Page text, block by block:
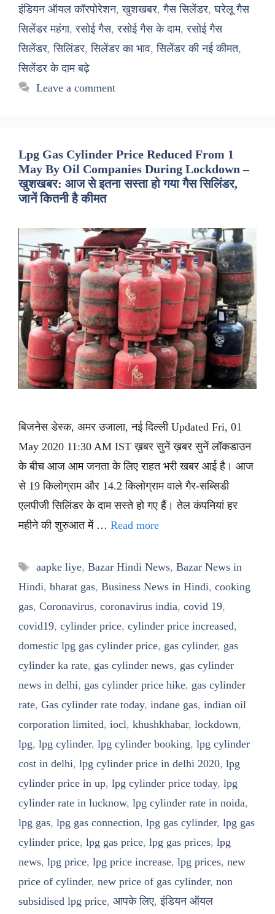
इंडियन ऑयल कॉरपोरेशन,खुशखबर,गैस सिलेंडर,घरेलू गैस
सिलेंडर महंगा,रसोई गैस,रसोई गैस के दाम,रसोई गैस
सिलेंडर,सिलिंडर,सिलेंडर का भाव,सिलेंडर की नई कीमत,
सिलेंडर के दाम बढ़े
Leave a comment
Lpg Gas Cylinder Price Reduced From 1
May By Oil Companies During Lockdown –
खुशखबर: आज से इतना सस्ता हो गया गैस सिलिंडर,
जानें कितनी है कीमत
बिजनेस डेस्क, अमर उजाला, नई दिल्ली Updated Fri, 01
May 2020 11:30 AM IST ख़बर सुनें ख़बर सुनें लॉकडाउन
के बीच आज आम जनता के लिए राहत भरी खबर आई है। आज
से 19 किलोग्राम और 14.2 किलोग्राम वाले गैर-सब्सिडी
एलपीजी सिलिंडर के दाम सस्ते हो गए हैं। तेल कंपनियां हर
महीने की शुरुआत में … Read more
Tags
aapke liye, Bazar Hindi News, Bazar News in
Hindi, bharat gas, Business News in Hindi, cooking
gas, Coronavirus, coronavirus india, covid 19,
covid19, cylinder price, cylinder price increased,
domestic lpg gas cylinder price, gas cylinder, gas
cylinder ka rate, gas cylinder news, gas cylinder
news in delhi, gas cylinder price hike, gas cylinder
rate, Gas cylinder rate today, indane gas, indian oil
corporation limited, iocl, khushkhabar, lockdown,
lpg, lpg cylinder, lpg cylinder booking, lpg cylinder
cost in delhi, lpg cylinder price in delhi 2020, lpg
cylinder price in up, lpg cylinder price today, lpg
cylinder rate in lucknow, lpg cylinder rate in noida,
lpg gas, lpg gas connection, lpg gas cylinder, lpg gas
cylinder price, lpg gas price, lpg gas prices, lpg
news, lpg price, lpg price increase, lpg prices, new
price of cylinder, new price of gas cylinder, non
subsidised lpg price, आपके लिए,इंडियन ऑयल